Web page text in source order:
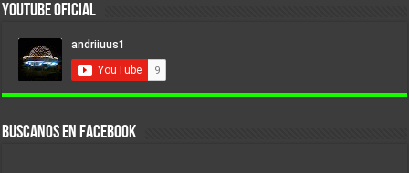
YouTube Oficial
BUSCANOS EN FACEBOOK